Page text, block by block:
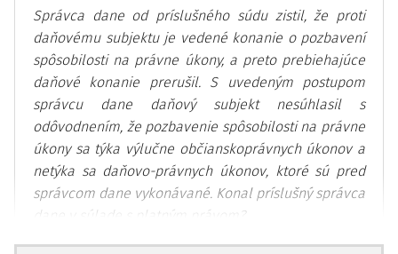
Správca dane od príslušného súdu zistil, že proti
daňovému subjektu je vedené konanie o pozbavení
spôsobilosti na právne úkony, a preto prebiehajúce
daňové konanie prerušil. S uvedeným postupom
správcu dane daňový subjekt nesúhlasil s
odôvodnením, že pozbavenie spôsobilosti na právne
úkony sa týka výlučne občianskoprávnych úkonov a
netýka sa daňovo-právnych úkonov, ktoré sú pred
správcom dane vykonávané. Konal príslušný správca
dane v súlade s platným právom?